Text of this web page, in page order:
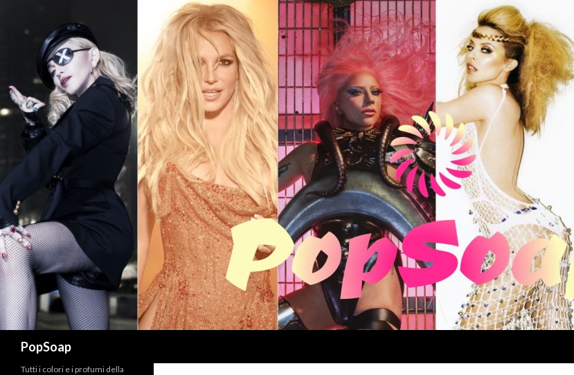
PopSoap
Tutti i colori e i profumi della